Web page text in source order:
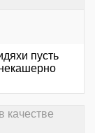
пусть
качестве